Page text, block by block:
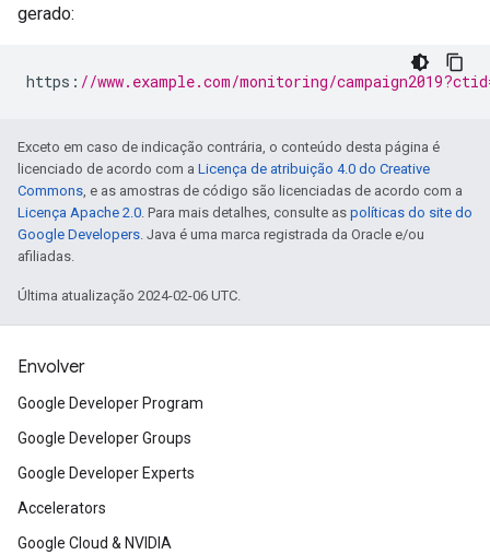
gerado:
https : //www.example.com/monitoring/
Exceto em caso de indicação contrária, o conteúdo desta página é
licenciado de acordo com a Licença de atribuição 4.0 do Creative
Commons, e as amostras de código são licenciadas de acordo com a
Licença Apache 2.0. Para mais detalhes, consulte as políticas do site do
Google Developers. Java é uma marca registrada da Oracle e/ou
afiliadas.
Última atualização 2024-02-06 UTC.
Envolver
Google Developer Program
Google Developer Groups
Google Developer Experts
Accelerators
Google Cloud & NVIDIA